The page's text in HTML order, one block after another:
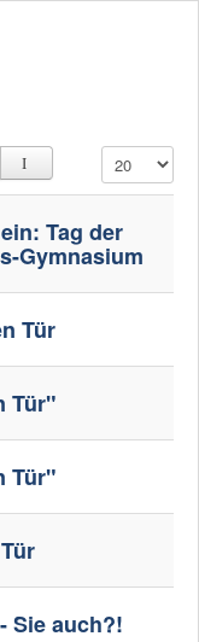
Anzeige #
Tag der
Gymnasium
Tür
Tür"
Tür"
Sie auch?!